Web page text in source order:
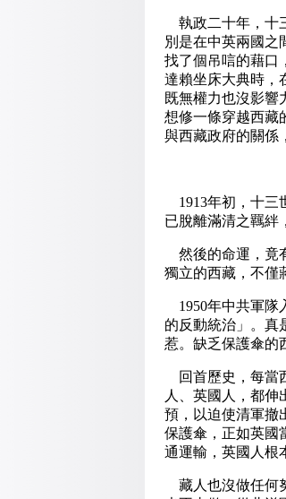
執政二十年，十
別是在中英兩國之
找了個吊唁的藉口
達賴坐床大典時，
既無權力也沒影響
想修一條穿越西藏
與西藏政府的關係
1913年初，十三
已脫離滿清之羈絆
然後的命運，竟
獨立的西藏，不僅
1950年中共軍隊
的反動統治」。真
惹。缺乏保護傘的
回首歷史，每當
人、英國人，都伸
預，以迫使清軍撤
保護傘，正如英國
通運輸，英國人根
藏人也沒做任何